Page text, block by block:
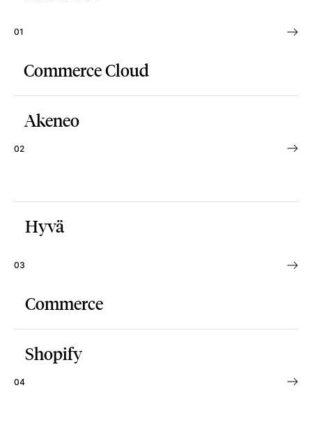
01
Commerce Cloud
02
Akeneo
03
Hyvä
Commerce
04
Shopify